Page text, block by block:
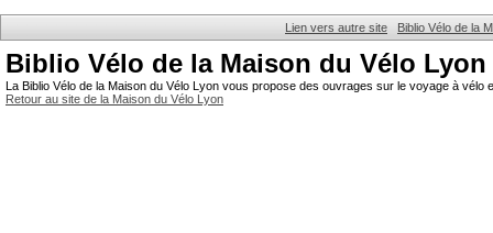
Lien vers autre site Biblio Vélo de la
Biblio Vélo de la Maison du Vélo Lyon
La Biblio Vélo de la Maison du Vélo Lyon vous propose des ouvrages sur le voyage à
Retour au site de la Maison du Vélo Lyon